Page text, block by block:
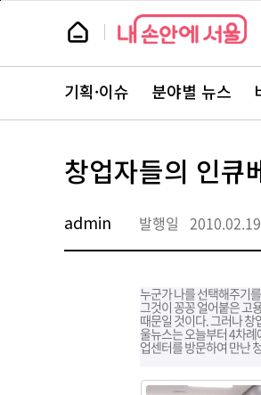
본
뉴
스
뉴
스
주
서
바
로
기획·이슈 분야별 뉴스
창업자들의 인큐
admin 발행일
누군가 나를 선택해주기
그것이 꽁꽁 얼어붙은 고
때문일 것이다. 그러나 창
울뉴스는 오늘부터 4차
업센터를 방문하여 만난
페